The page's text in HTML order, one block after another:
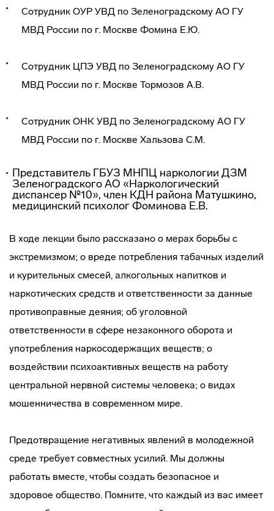
Сотрудник ОУР УВД по Зеленоградскому АО ГУ
МВД России по г. Москве Фомина Е.Ю.
Сотрудник ЦПЭ УВД по Зеленоградскому АО ГУ
МВД России по г. Москве Тормозов А.В.
Сотрудник ОНК УВД по Зеленоградскому АО ГУ
МВД России по г. Москве Хальзова С.М.
Представитель ГБУЗ МНПЦ наркологии ДЗМ
Зеленоградского АО «Наркологический
диспансер №10», член КДН района Матушкино,
медицинский психолог Фоминова Е.В.
В ходе лекции было рассказано о мерах борьбы с
экстремизмом; о вреде потребления табачных изделий
и курительных смесей, алкогольных напитков и
наркотических средств и ответственности за данные
противоправные деяния; об уголовной
ответственности в сфере незаконного оборота и
употребления наркосодержащих веществ; о
воздействии психоактивных веществ на работу
центральной нервной системы человека; о видах
мошенничества в современном мире.
Предотвращение негативных явлений в молодежной
среде требует совместных усилий. Мы должны
работать вместе, чтобы создать безопасное и
здоровое общество. Помните, что каждый из вас имеет